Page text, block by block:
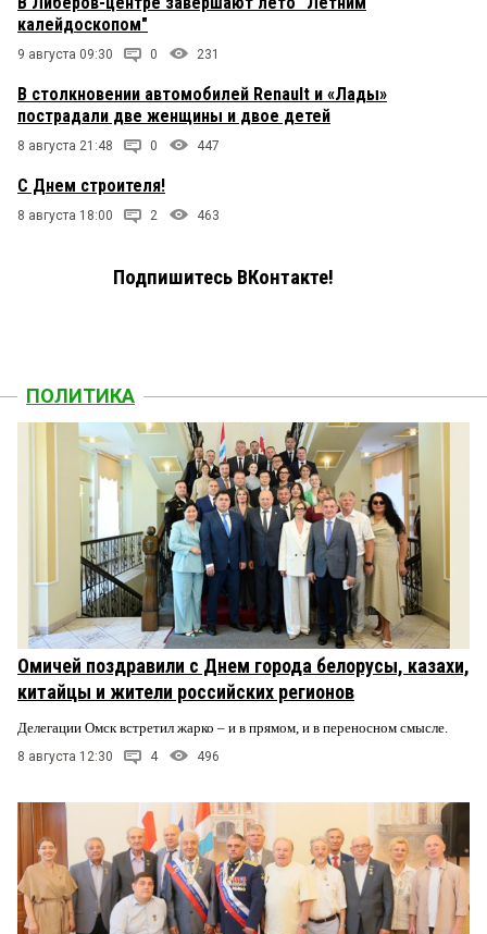
калейдоскопом"
9 августа 09:30 0 231
В столкновении автомобилей Renault и «Лады»
пострадали две женщины и двое детей
8 августа 21:48 0 447
С Днем строителя!
8 августа 18:00 2 463
Подпишитесь ВКонтакте!
ПОЛИТИКА
Омичей поздравили с Днем города белорусы, казахи,
китайцы и жители российских регионов
Делегации Омск встретил жарко – и в прямом, и в переносном смысле.
8 августа 12:30 4 496